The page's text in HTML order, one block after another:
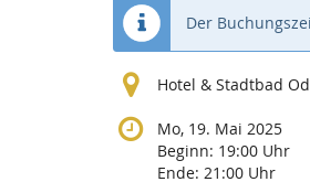
Der
Hotel & Stadtbad
Mo, 19. Mai 2025
Beginn: 19:00 Uhr
Ende: 21:00 Uhr